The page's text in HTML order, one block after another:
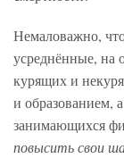
Немаловажно,
усреднённые, на
курящих и
и образованием,
занимающихся
повысить свои